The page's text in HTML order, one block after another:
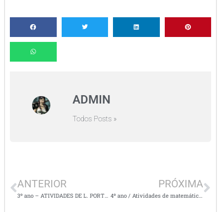
ADMIN
Todos Posts »
ANTERIOR
3º ano – ATIVIDADES DE L. PORTUGUESA / leitura e interpretação de texto
PRÓXIMA
4º ano / Atividades de matemática com todas as habilidades da bncc